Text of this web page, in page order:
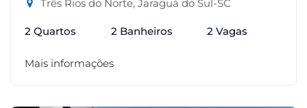
Três Rios do Norte, Jaraguá do Sul-SC
2 Quartos 2 Banheiros 2 Vagas
Mais informações